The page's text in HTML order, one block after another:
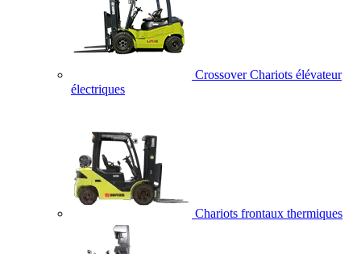
Crossover Chariots élévateur
électriques
Chariots frontaux thermiques